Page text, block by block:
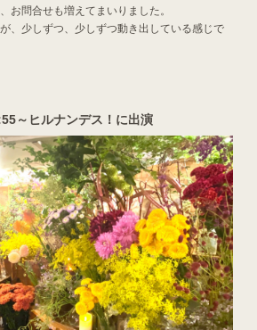
お問合せも増えてまいりました。
、少しずつ、少しずつ動き出している感じで
～ヒルナンデス！に出演